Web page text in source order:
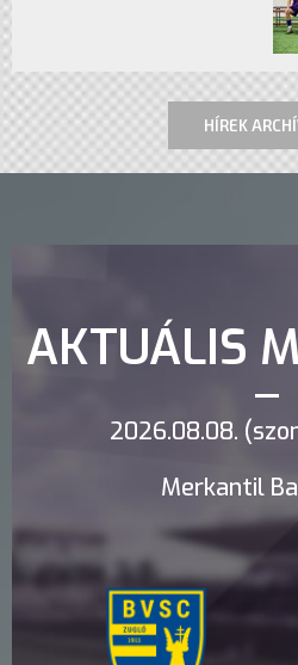
HÍREK
AKTUÁLIS
2026.08.08.
Merkantil